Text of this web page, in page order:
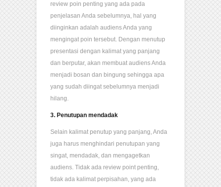
review poin penting yang ada pada
penjelasan Anda sebelumnya, hal yang
diinginkan adalah audiens Anda yang
mengingat poin tersebut. Dengan menutup
presentasi dengan kalimat yang panjang
dan berputar, akan membuat audiens Anda
menjadi bosan dan bingung sehingga apa
yang sudah diingat sebelumnya menjadi
hilang.
3. Penutupan mendadak
Selain kalimat penutup yang panjang, Anda
juga harus menghindari penutupan yang
singat, mendadak, dan mengagetkan
audiens. Tidak ada review point penting,
tidak ada kalimat perpisahan, yang ada